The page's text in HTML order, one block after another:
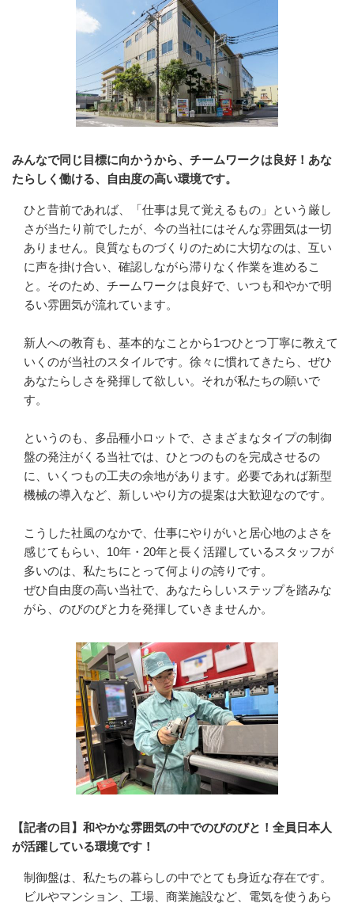
みんなで同じ目標に向かうから、チームワークは良好！あな
たらしく働ける、自由度の高い環境です。
ひと昔前であれば、「仕事は見て覚えるもの」という厳し
さが当たり前でしたが、今の当社にはそんな雰囲気は一切
ありません。良質なものづくりのために大切なのは、互い
に声を掛け合い、確認しながら滞りなく作業を進めるこ
と。そのため、チームワークは良好で、いつも和やかで明
るい雰囲気が流れています。
新人への教育も、基本的なことから1つひとつ丁寧に教えて
いくのが当社のスタイルです。徐々に慣れてきたら、ぜひ
あなたらしさを発揮して欲しい。それが私たちの願いで
す。
というのも、多品種小ロットで、さまざまなタイプの制御
盤の発注がくる当社では、ひとつのものを完成させるの
に、いくつもの工夫の余地があります。必要であれば新型
機械の導入など、新しいやり方の提案は大歓迎なのです。
こうした社風のなかで、仕事にやりがいと居心地のよさを
感じてもらい、10年・20年と長く活躍しているスタッフが
多いのは、私たちにとって何よりの誇りです。
ぜひ自由度の高い当社で、あなたらしいステップを踏みな
がら、のびのびと力を発揮していきませんか。
【記者の目】和やかな雰囲気の中でのびのびと！全員日本人
が活躍している環境です！
制御盤は、私たちの暮らしの中でとても身近な存在です。
ビルやマンション、工場、商業施設など、電気を使うあら